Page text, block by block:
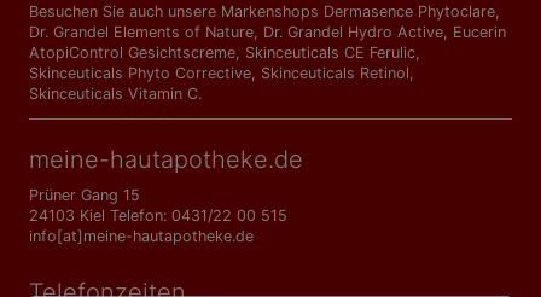
Besuchen Sie auch unsere Markenshops Dermasence Phytoclare
Dr. Grandel Elements of Nature Dr. Grandel Hydro Active Eucerin
AtopiControl Gesichtscreme Skinceuticals CE Ferulic
Skinceuticals Phyto Corrective Skinceuticals Retinol
Skinceuticals Vitamin C.
meine-hautapotheke.de
Prüner Gang 15
24103 Kiel Telefon: 0431/22 00 515
info[at]meine-hautapotheke.de